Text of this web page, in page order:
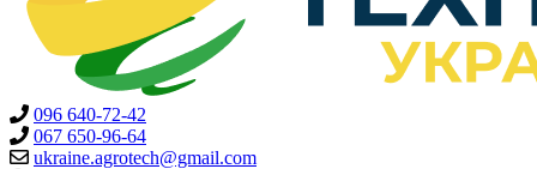
096 640-72-42
067 650-96-64
ukraine.agrotech@gmail.com